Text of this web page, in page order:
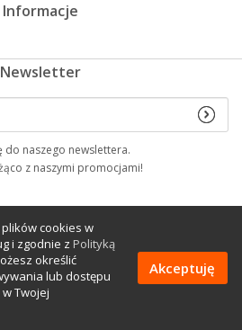
cookies w
i zgodnie z Polityką
określić
lub dostępu
Twojej
Akceptuję
Informacje
Newsletter
do naszego newslettera.
z naszymi promocjami!
nas na
Magnesy Piotr Orych